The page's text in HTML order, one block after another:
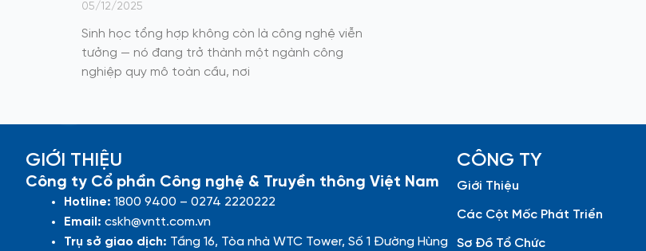
05/12/2025
Sinh học tổng hợp không còn là công nghệ viễn
tưởng — nó đang trở thành một ngành công
nghiệp quy mô toàn cầu, nơi
GIỚI THIỆU
Công ty Cổ phần Công nghệ & Truyền thông Việt Nam
Hotline: 1800 9400 – 0274 2220222
Email: cskh@vntt.com.vn
Trụ sở giao dịch: Tầng 16, Tòa nhà WTC Tower, Số 1 Đường Hùng
CÔNG TY
Giới Thiệu
Các Cột Mốc Phát Triển
Sơ Đồ Tổ Chức